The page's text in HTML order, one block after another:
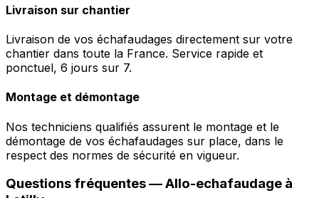
Livraison sur chantier
Livraison de vos échafaudages directement sur votre
chantier dans toute la France. Service rapide et
ponctuel, 6 jours sur 7.
Montage et démontage
Nos techniciens qualifiés assurent le montage et le
démontage de vos échafaudages sur place, dans le
respect des normes de sécurité en vigueur.
Questions fréquentes —Allo-echafaudage à